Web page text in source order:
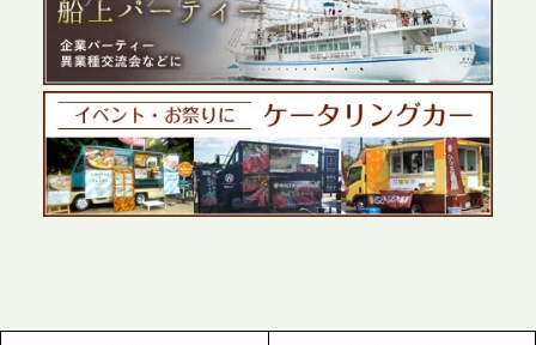
2026.5.27
プレスリリースのご案内｜ケータリングのセカンド
テーブル、千葉本社を新設。幕張・舞浜の大型イベ
ントから主要都市の社内懇親会まで、現地拠点を活
かしたスムーズな対応を展開
2026.5.22